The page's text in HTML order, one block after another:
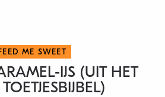
ME SWEET
IJS (UIT HET